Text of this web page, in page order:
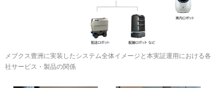
メブクス豊洲に実装したシステム全体イメージと本実証運用における各
社サービス・製品の関係